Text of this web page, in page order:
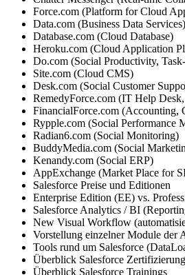
Force.com (Platform for Cloud
Data.com (Business Data Services)
Database.com (Cloud Database)
Heroku.com (Cloud Application
Do.com (Social Productivity,
Site.com (Cloud CMS)
Desk.com (Social Customer
RemedyForce.com (IT Help
FinancialForce.com (Accounting,
Rypple.com (Social Performance
Radian6.com (Social Monitoring)
BuddyMedia.com (Social
Kenandy.com (Social ERP)
AppExchange (Market Place for
Salesforce Preise und Editionen
Enterprise Edition (EE) vs.
Salesforce Analytics / BI
New Visual Workflow
Vorstellung einzelner Module der
Tools rund um Salesforce
Überblick Salesforce
Überblick Salesforce Trainings